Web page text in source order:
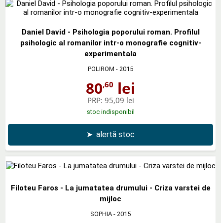
Daniel David - Psihologia poporului roman. Profilul
psihologic al romanilor intr-o monografie cognitiv-
experimentala
POLIROM - 2015
80,60 lei
PRP: 95,09 lei
stoc indisponibil
➤ alertă stoc
Filoteu Faros - La jumatatea drumului - Criza varstei de
mijloc
SOPHIA - 2015